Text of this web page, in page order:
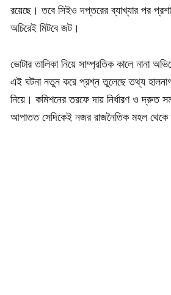
রয়েছে। তবে সিইও দপ্তরের ব্যাখ্যার পর
অচিরেই মিটবে জট।
ভোটার তালিকা নিয়ে সাম্প্রতিক কালে নানা
এই ঘটনা নতুন করে প্রশ্ন তুলেছে তথ্য
নিয়ে। কমিশনের তরফে দায় নির্ধারণ ও দ্রুত
আপাতত সেদিকেই নজর রাজনৈতিক মহল থেকে